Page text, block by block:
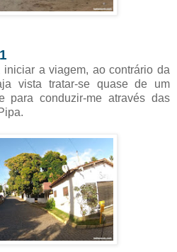
a viagem, ao contrário da
vista tratar-se quase de um
para conduzir-me através das